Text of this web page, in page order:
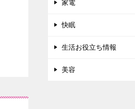
家電
快眠
生活お役立ち情報
美容